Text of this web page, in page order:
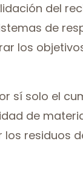
del
de
los
sí solo el
de
residuos